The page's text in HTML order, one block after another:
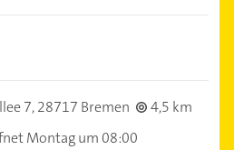
7,28717 Bremen
4,5 km
Montag um 08:00